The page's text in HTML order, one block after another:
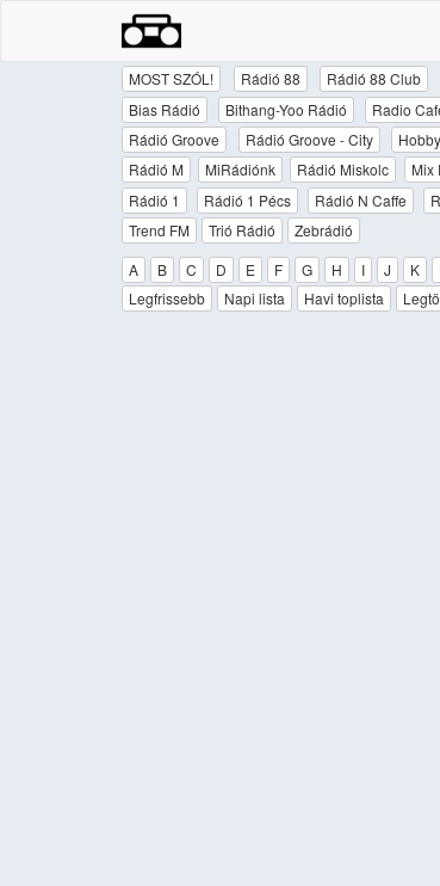
MOST SZÓL! Rádió 88 Rádió 88 Club
Bias Rádió
Bithang-Yoo Rádió Radio
Rádió Groove
Rádió Groove - City
Rádió M
MiRádiónk Rádió Miskolc Mix
Rádió 1
Rádió 1 Pécs Rádió N Caffe
Trend FM
Trió Rádió
Zebrádió
A
B C D E F G H I J K
Legfrissebb
Napi lista Havi toplista